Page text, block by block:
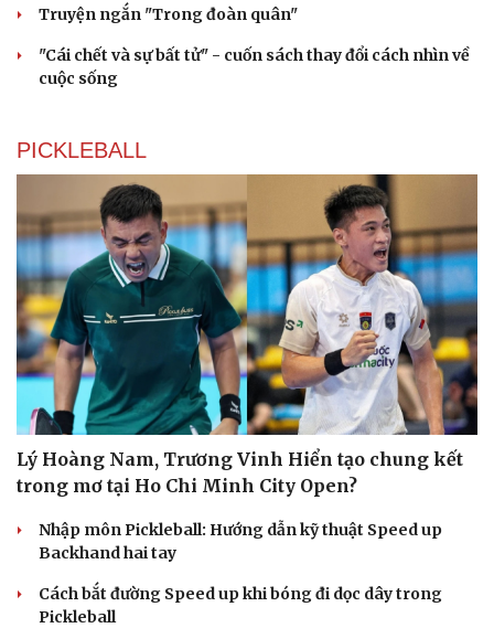
Truyện ngắn "Trong đoàn quân"
"Cái chết và sự bất tử" - cuốn sách thay đổi cách nhìn về
cuộc sống
PICKLEBALL
Lý Hoàng Nam, Trương Vinh Hiển tạo chung kết
trong mơ tại Ho Chi Minh City Open?
Nhập môn Pickleball: Hướng dẫn kỹ thuật Speed up
Backhand hai tay
Cách bắt đường Speed up khi bóng đi dọc dây trong
Pickleball